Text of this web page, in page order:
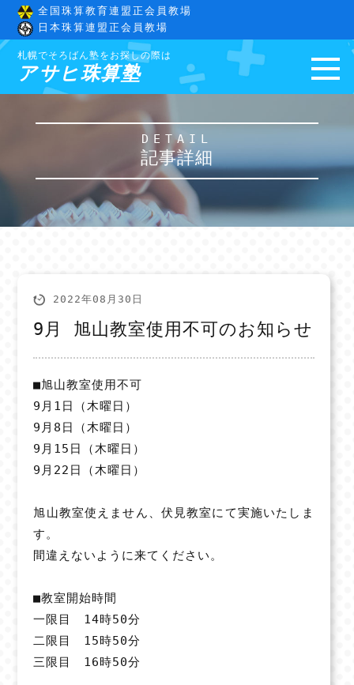
全国珠算教育連盟正会員教場
日本珠算連盟正会員教場
札幌でそろばん塾をお探しの際は
アサヒ珠算塾
DETAIL
記事詳細
2022年08月30日
9月 旭山教室使用不可のお知らせ
■旭山教室使用不可
9月1日（木曜日）
9月8日（木曜日）
9月15日（木曜日）
9月22日（木曜日）
旭山教室使えません、伏見教室にて実施いたしま
す。
間違えないように来てください。
■教室開始時間
一限目 14時50分
二限目 15時50分
三限目 16時50分